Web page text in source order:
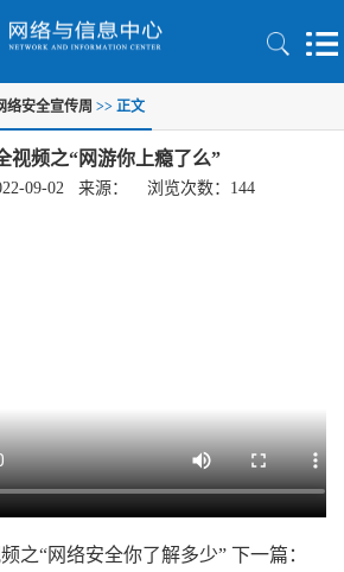
络安全宣传周 >> 正文
视频之“网游你上瘾了么”
09-02 来源： 浏览次数： 144
之“网络安全你了解多少” 下一篇：